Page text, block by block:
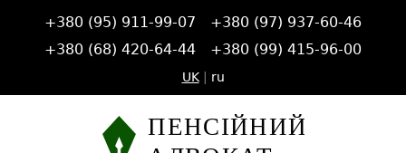
+380 (95) 911-99-07
+380 (97) 937-60-46
+380 (68) 420-64-44
+380 (99) 415-96-00
UK| ru